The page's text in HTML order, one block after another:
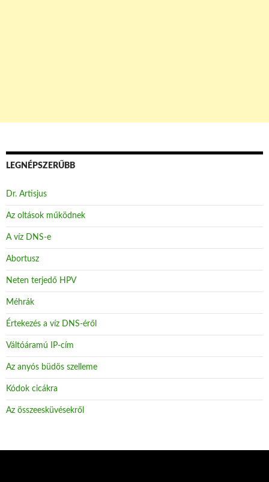
LEGNÉPSZERŰBB
Dr. Artisjus
Az oltások működnek
A víz DNS-e
Abortusz
Neten terjedő HPV
Méhrák
Értekezés a víz DNS-éről
Váltóáramú IP-cím
Az anyós büdös szelleme
Kódok cicákra
Az összeesküvésekről